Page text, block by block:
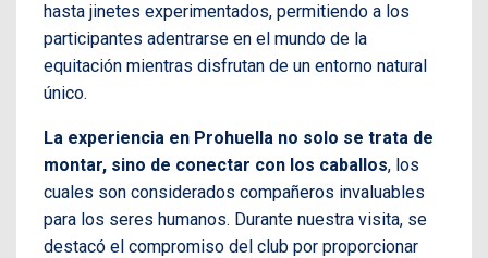
hasta jinetes experimentados, permitiendo a los
participantes adentrarse en el mundo de la
equitación mientras disfrutan de un entorno natural
único.
La experiencia en Prohuella no solo se trata de
montar, sino de conectar con los caballos, los
cuales son considerados compañeros invaluables
para los seres humanos. Durante nuestra visita, se
destacó el compromiso del club por proporcionar